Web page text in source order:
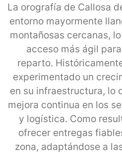
La orografía de Callosa
entorno mayormente
montañosas cercanas,
acceso más ágil
reparto.
experimentado un
en su infraestructura, lo
mejora continua en los
y logística. Como
ofrecer entregas
zona, adaptándose a